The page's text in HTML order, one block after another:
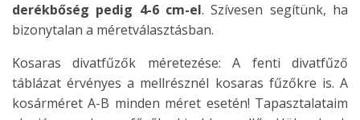
derékbőség pedig 4-6 cm-el. Szívesen segítünk, ha
bizonytalan a méretválasztásban.
Kosaras divatfűzők méretezése: A fenti divatfűző
táblázat érvényes a mellrésznél kosaras fűzőkre is. A
kosárméret A-B minden méret esetén! Tapasztalataim